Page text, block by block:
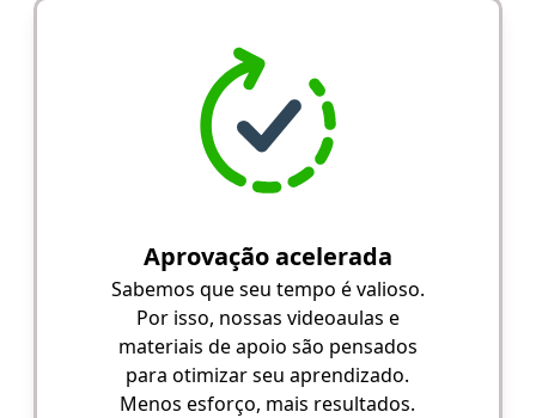
Aprovação acelerada
Sabemos que seu tempo é valioso.
Por isso, nossas videoaulas e
materiais de apoio são pensados
para otimizar seu aprendizado.
Menos esforço, mais resultados.